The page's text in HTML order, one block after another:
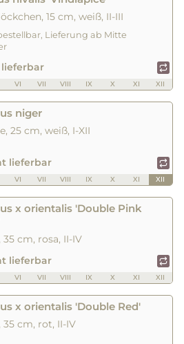
15 cm, weiß, II-III
Lieferung ab Mitte
VI VII VIII IX X XI XII
niger
25 cm, weiß, I-XII
lieferbar
VI VII VIII IX X XI XII
x orientalis 'Double Pink
35 cm, rosa, II-IV
lieferbar
VI VII VIII IX X XI XII
x orientalis 'Double Red'
35 cm, rot, II-IV